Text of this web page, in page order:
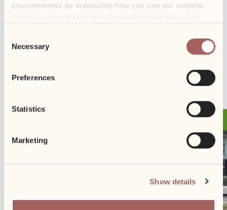
improvements by measuring how you use our website.
Selection
Necessary
Preferences
Statistics
Marketing
Show details
Sprawdź harmonogramTUTAJ.
POPRZEDNI NASTĘPNY